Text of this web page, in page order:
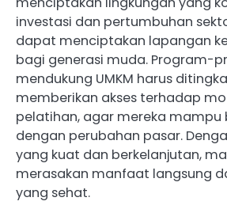
investasi dan pertumbuhan
dapat menciptakan lapangan
bagi generasi muda. Program-
mendukung UMKM harus
memberikan akses terhadap
pelatihan, agar mereka mampu
dengan perubahan pasar.
yang kuat dan berkelanjutan,
merasakan manfaat langsung
yang sehat.